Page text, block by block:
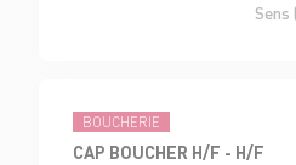
Sens
BOUCHERIE
CAP BOUCHER H/F - H/F